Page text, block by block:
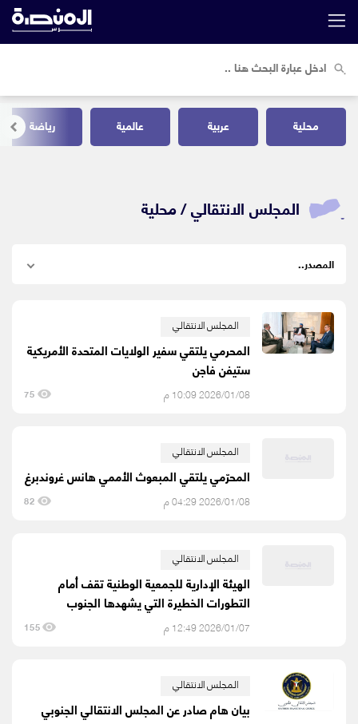
محلية عربية عالمية رياضة
المجلس الانتقالي /محلية
المجلس الانتقالي
المحرمي يلتقي سفير الولايات المتحدة الأمريكية
ستيفن فاجن
2026/01/08 10:09 م 75
المجلس الانتقالي
المحرّمي يلتقي المبعوث الأممي هانس غروندبرغ
2026/01/08 04:29 م 82
المجلس الانتقالي
الهيئة الإدارية للجمعية الوطنية تقف أمام
التطورات الخطيرة التي يشهدها الجنوب
2026/01/07 12:49 م 155
المجلس الانتقالي
بيان هام صادر عن المجلس الانتقالي الجنوبي